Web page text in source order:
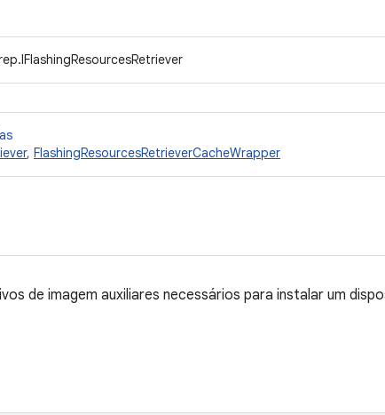
, FlashingResourcesRetrieverCacheWrapper
de imagem auxiliares necessários para instalar um